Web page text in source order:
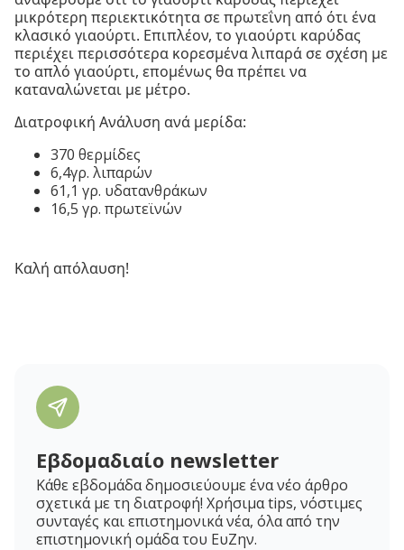
μικρότερη περιεκτικότητα σε πρωτεΐνη από ότι ένα
κλασικό γιαούρτι. Επιπλέον, το γιαούρτι καρύδας
περιέχει περισσότερα κορεσμένα λιπαρά σε σχέση με
το απλό γιαούρτι, επομένως θα πρέπει να
καταναλώνεται με μέτρο.
Διατροφική Ανάλυση ανά μερίδα:
370 θερμίδες
6,4γρ. λιπαρών
61,1 γρ. υδατανθράκων
16,5 γρ. πρωτεϊνών
Καλή απόλαυση!
Εβδομαδιαίο newsletter
Κάθε εβδομάδα δημοσιεύουμε ένα νέο άρθρο
σχετικά με τη διατροφή! Χρήσιμα tips, νόστιμες
συνταγές και επιστημονικά νέα, όλα από την
επιστημονική ομάδα του ΕυΖην.